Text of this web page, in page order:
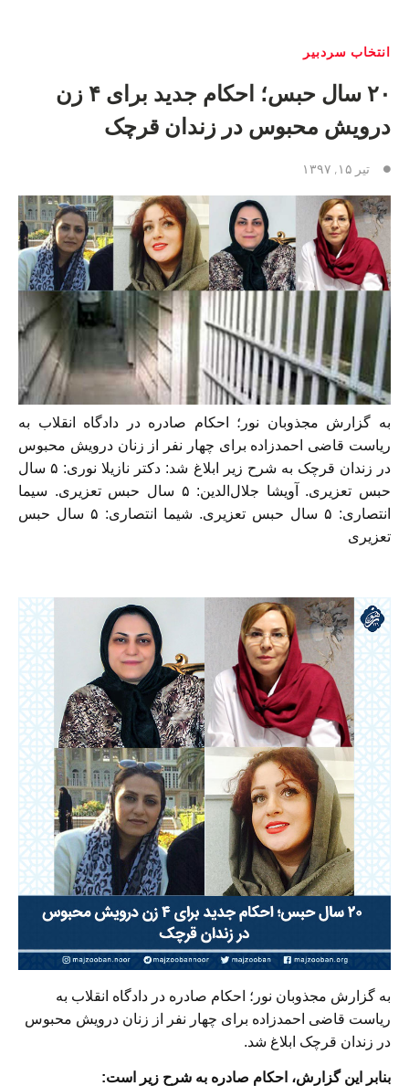
انتخاب سردبیر
۲۰ سال حبس؛ احکام جدید برای ۴ زن
درویش محبوس در زندان قرچک
تیر ۱۵, ۱۳۹۷
به گزارش مجذوبان نور؛ احکام صادره در دادگاه انقلاب به
ریاست قاضی احمدزاده برای چهار نفر از زنان درویش محبوس
در زندان قرچک به شرح زیر ابلاغ شد:
دکتر نازیلا نوری: ۵ سال
حبس تعزیری.
آویشا جلال‌الدین: ۵ سال حبس تعزیری. سیما
انتصاری: ۵ سال حبس تعزیری. شیما انتصاری: ۵ سال حبس
تعزیری
به گزارش مجذوبان نور؛ احکام صادره در دادگاه انقلاب به
ریاست قاضی احمدزاده برای چهار نفر از زنان درویش محبوس
در زندان قرچک ابلاغ شد.
بنابر این گزارش، احکام صادره به شرح زیر است: